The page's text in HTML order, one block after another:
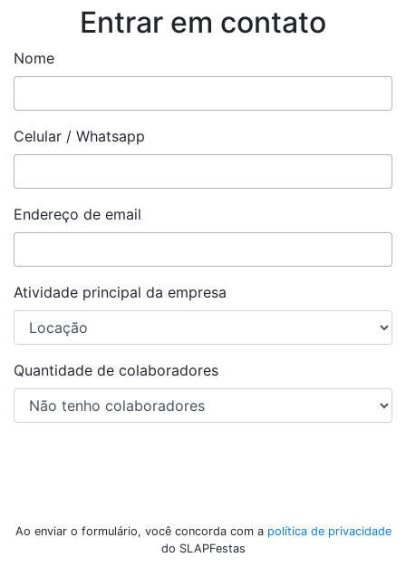
Entrar em contato
Nome
Celular / Whatsapp
Endereço de email
Atividade principal da empresa
Quantidade de colaboradores
Ao enviar o formulário, você concorda com a política de privacidade
do SLAPFestas